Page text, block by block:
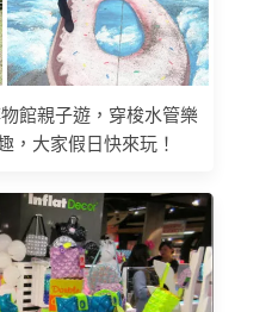
館親子遊，穿梭水管樂
，大家假日快來玩！